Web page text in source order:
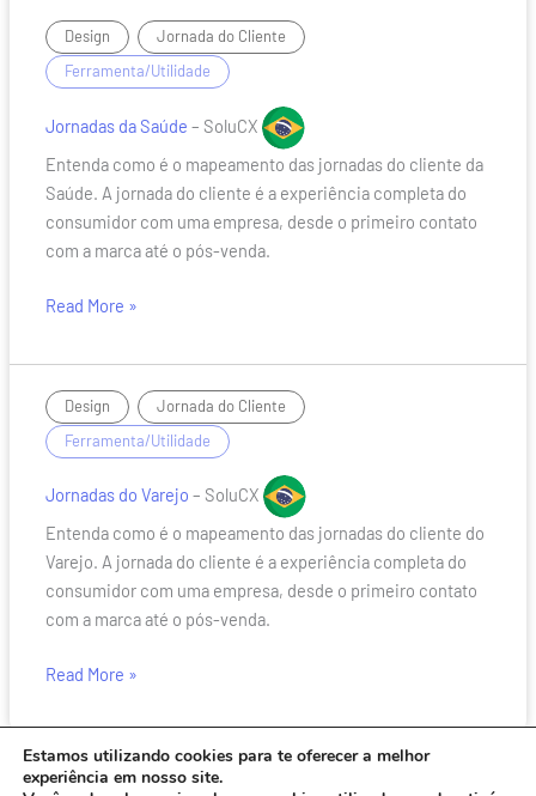
Design , Jornada do Cliente /
Ferramenta/Utilidade
Jornadas da Saúde – SoluCX
Entenda como é o mapeamento das jornadas do cliente da
Saúde. A jornada do cliente é a experiência completa do
consumidor com uma empresa, desde o primeiro contato
com a marca até o pós-venda.
Jornadas
da
Saúde
Read More »
Design , Jornada do Cliente /
Ferramenta/Utilidade
Jornadas do Varejo – SoluCX
Entenda como é o mapeamento das jornadas do cliente do
Varejo. A jornada do cliente é a experiência completa do
consumidor com uma empresa, desde o primeiro contato
com a marca até o pós-venda.
Jornadas
do
Varejo
Read More »
Estamos utilizando cookies para te oferecer a melhor
experiência em nosso site.